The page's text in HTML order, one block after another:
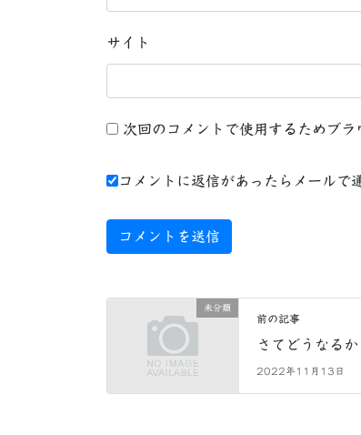
サイト
次回のコメントで使用するためブ
コメントに返信があったらメールで
未分類
前の記事
さてどうなるか
2022年11月13日